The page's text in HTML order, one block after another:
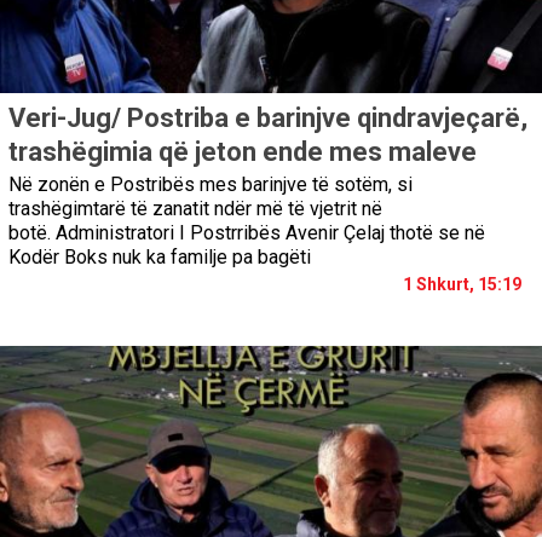
Veri-Jug/ Postriba e barinjve qindravjeçarë,
trashëgimia që jeton ende mes maleve
Në zonën e Postribës mes barinjve të sotëm, si
trashëgimtarë të zanatit ndër më të vjetrit në
botë. Administratori I Postrribës Avenir Çelaj thotë se në
Kodër Boks nuk ka familje pa bagëti
1 Shkurt, 15:19